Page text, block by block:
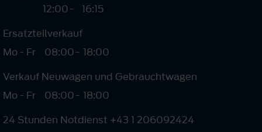
12:00-
16:15
Ersatzteilverkauf
Mo - Fr
08:00- 18:00
Verkauf Neuwagen und Gebrauchtwagen
Mo - Fr
08:00- 18:00
24 Stunden Notdienst +43 1 206092424